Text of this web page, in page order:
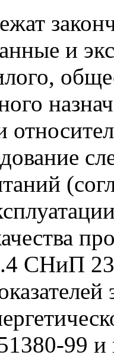
и
СНиП
99